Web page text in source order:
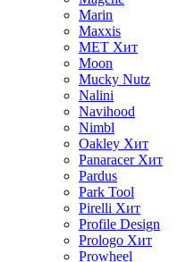
Marin
Maxxis
MET Хит
Moon
Mucky Nutz
Nalini
Navihood
Nimbl
Oakley Хит
Panaracer Хит
Pardus
Park Tool
Pirelli Хит
Profile Design
Prologo Хит
Prowheel